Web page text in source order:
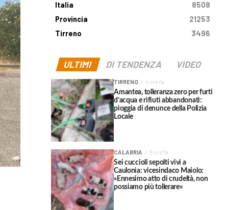
Italia
8508
Provincia
21253
Tirreno
3496
ULTIMI DI TENDENZA VIDEO
TIRRENO 4 ore fa
Amantea, tolleranza zero per furti
d’acqua e rifiuti abbandonati:
pioggia di denunce della Polizia
Locale
CALABRIA 5 ore fa
Sei cuccioli sepolti vivi a
Caulonia: vicesindaco Maiolo:
«Ennesimo atto di crudeltà, non
possiamo più tollerare»